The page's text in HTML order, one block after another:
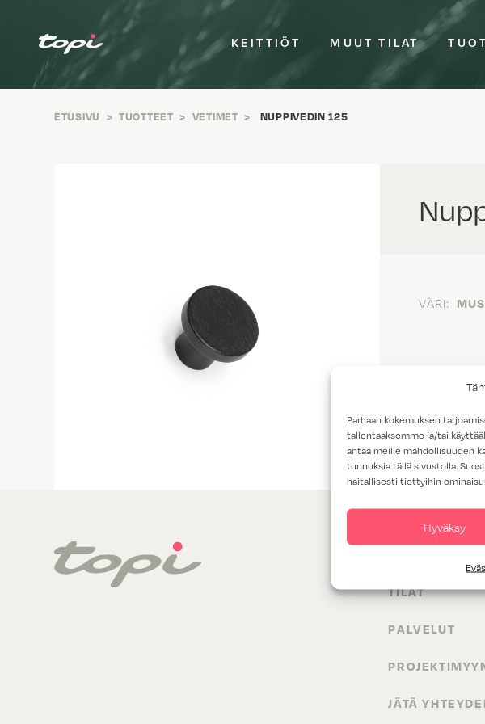
Parhaan kokemuksen
tallentaaksemme ja/tai
antaa meille mahdollisuuden
tunnuksia tällä sivustolla.
haitallisesti tiettyihin
Hyväksy
KEITTIÖT MUUT TILAT
ETUSIVU > TUOTTEET > VETIMET > NUPPIVEDIN 125
VÄRI:
TILAT
PALVELUT
JÄTÄ